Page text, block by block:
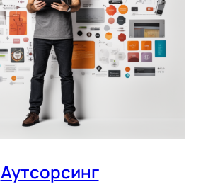
Аутсорсинг